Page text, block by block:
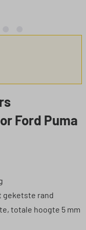
Ford Puma
geketste rand
totale hoogte 5 mm